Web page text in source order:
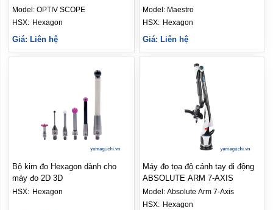
Model: OPTIV SCOPE
Hexagon
Giá: Liên hệ
Model: Maestro
HSX: Hexagon
Giá: Liên hệ
Bộ kim đo Hexagon dành cho
máy đo 2D 3D
Hexagon
Máy đo tọa độ cánh tay di động
ABSOLUTE ARM 7-AXIS
Model: Absolute Arm 7-Axis
HSX: Hexagon